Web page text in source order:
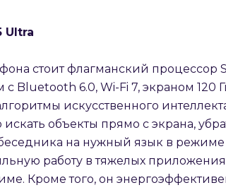
Ultra
стоит флагманский
с Bluetooth 6.0, Wi-Fi 7, экраном
искусственного
объекты прямо с экрана,
на нужный язык в
работу в тяжелых
Кроме того, он
8 800 302-